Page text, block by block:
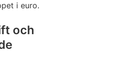
i euro.
och